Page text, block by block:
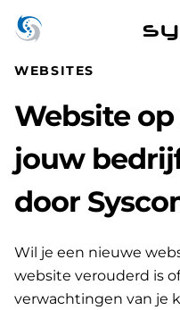
WEBSITES
Website
jouw
door
Wil je een nieuwe
website verouderd is
verwachtingen van je